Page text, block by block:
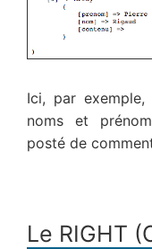
Ici, par exemple,
noms et
posté de
Le RIGHT